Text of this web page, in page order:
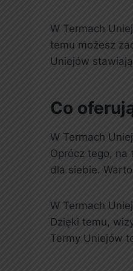
W Termach
temu możesz
Uniejów
Co
W Termach
Oprócz tego, na
dla siebie.
W Termach
Dzięki temu,
Termy Uniejów